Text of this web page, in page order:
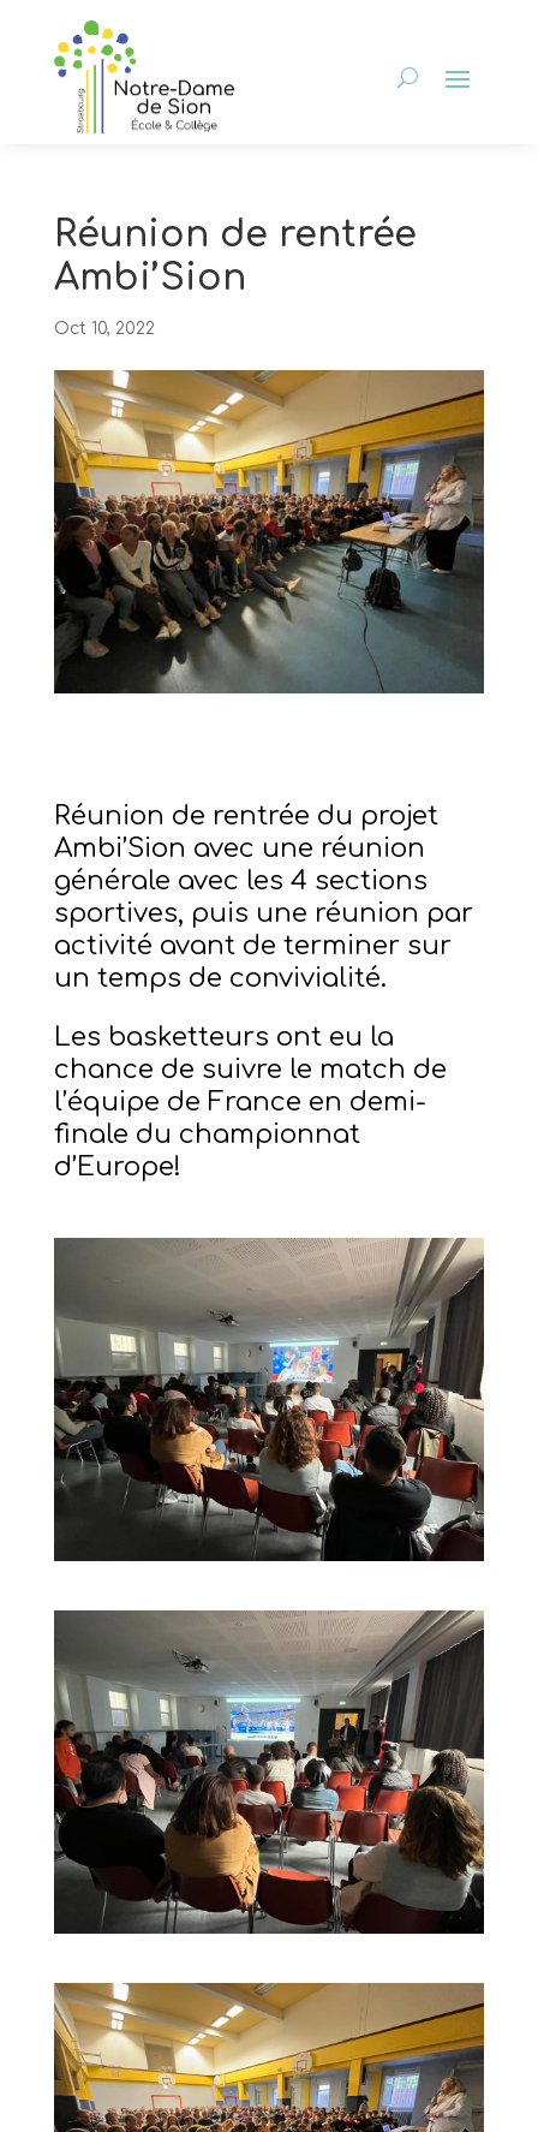
Réunion de rentrée
Ambi’Sion
Oct 10, 2022
Réunion de rentrée du projet
Ambi’Sion avec une réunion
générale avec les 4 sections
sportives, puis une réunion par
activité avant de terminer sur
un temps de convivialité.
Les basketteurs ont eu la
chance de suivre le match de
l’équipe de France en demi-
finale du championnat
d’Europe!